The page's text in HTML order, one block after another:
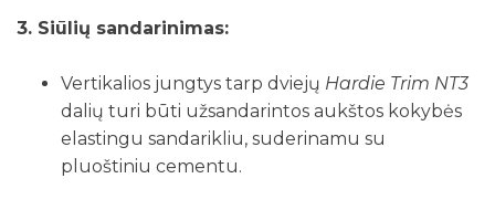
3. Siūlių sandarinimas:
Vertikalios jungtys tarp dviejų Hardie Trim NT3
dalių turi būti užsandarintos aukštos kokybės
elastingu sandarikliu, suderinamu su
pluoštiniu cementu.